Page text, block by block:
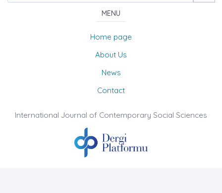
MENU
Home page
About Us
News
Contact
International Journal of Contemporary Social Sciences